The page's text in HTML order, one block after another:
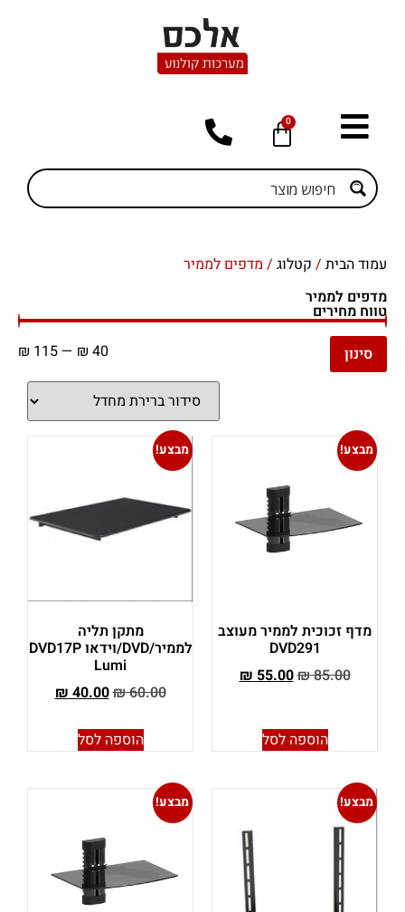
0
עמוד הבית / קטלוג / מדפים לממיר
מדפים לממיר
טווח מחירים
40
₪
—
115
₪ סינון
מבצע!
מדף זכוכית לממיר מעוצב
DVD291
₪85.00
₪55.00
הוספה לסל
מבצע!
מתקן תליה
לממיר/DVD/וידאו DVD17P
Lumi
₪60.00
₪40.00
הוספה לסל
מבצע! מבצע!